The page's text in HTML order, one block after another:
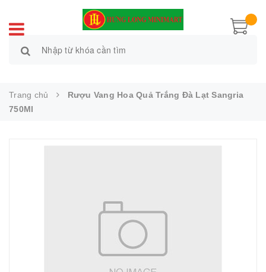
Trang chủ
Rượu Vang Hoa Quả Trắng Đà Lạt Sangria
750Ml